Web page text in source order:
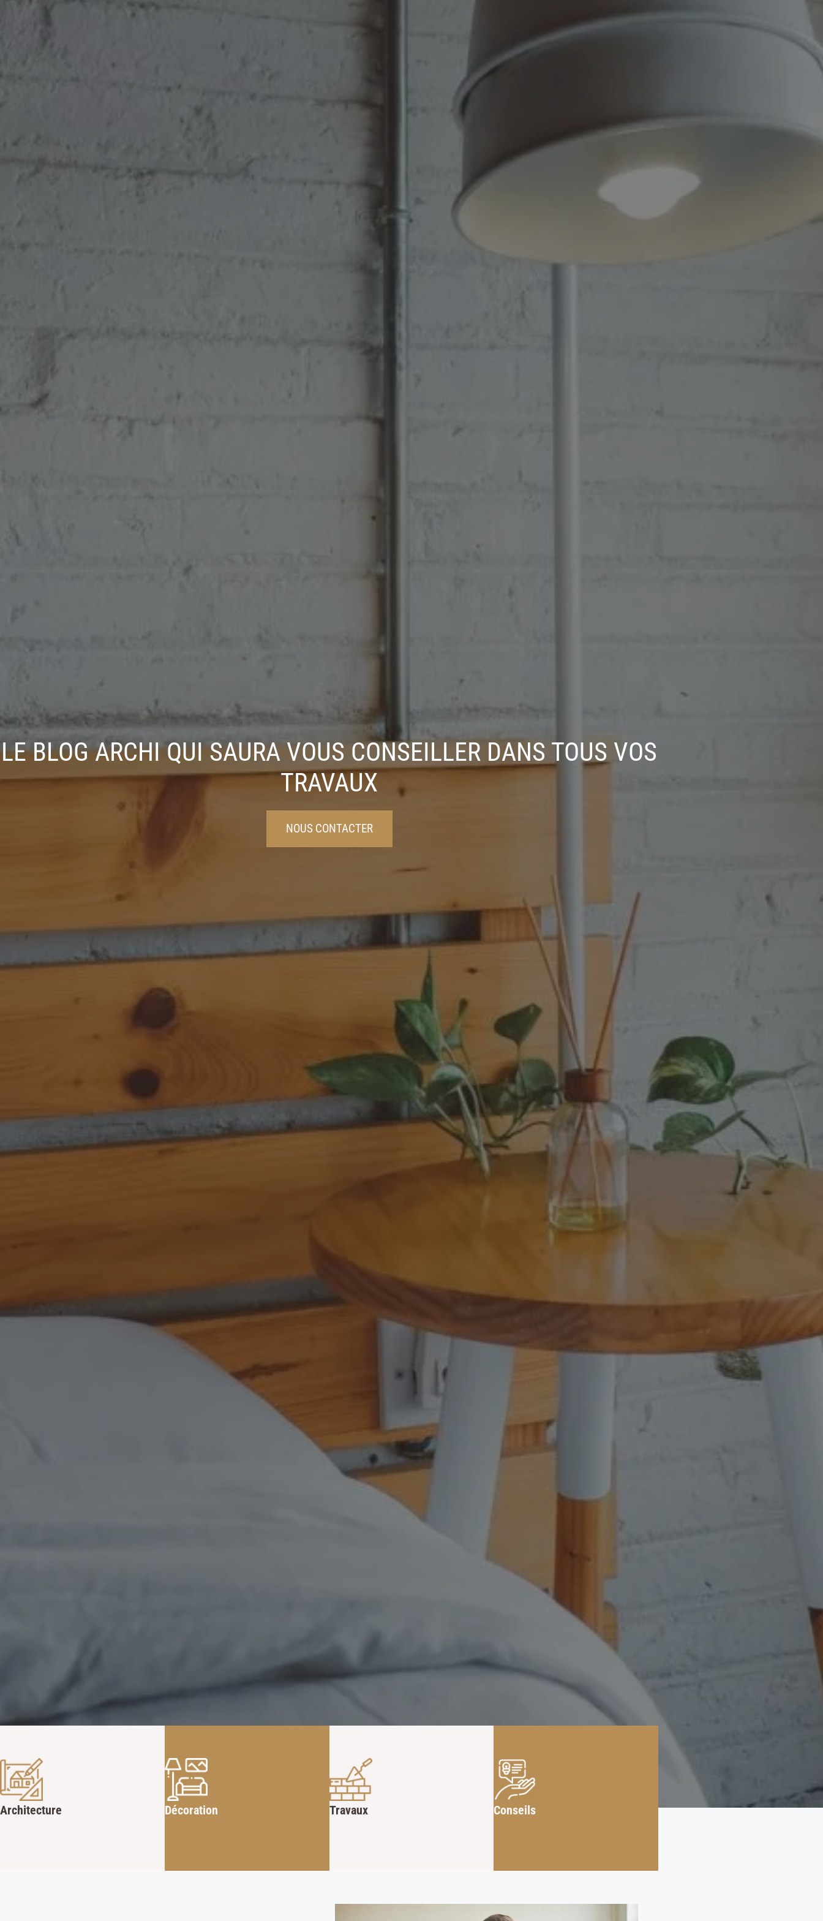
LE BLOG ARCHI QUI SAURA VOUS CONSEILLER DANS TOUS VOS
TRAVAUX
NOUS CONTACTER
Architecture Décoration Travaux Conseils